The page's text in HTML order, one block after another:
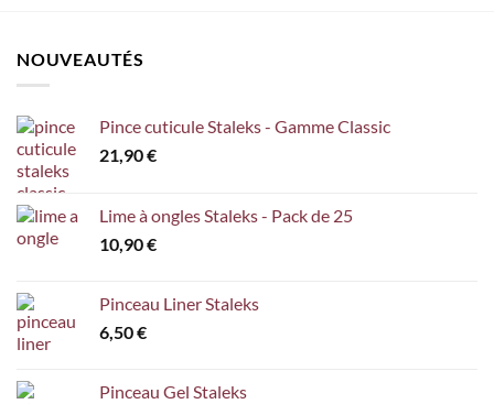
NOUVEAUTÉS
Pince cuticule Staleks - Gamme Classic
21,90€
Lime à ongles Staleks - Pack de 25
10,90€
Pinceau Liner Staleks
6,50€
Pinceau Gel Staleks